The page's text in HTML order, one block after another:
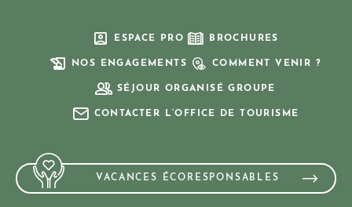
ESPACE PRO BROCHURES
NOS ENGAGEMENTS COMMENT VENIR ?
SÉJOUR ORGANISÉ GROUPE
CONTACTER L’OFFICE DE TOURISME
VACANCES ÉCORESPONSABLES